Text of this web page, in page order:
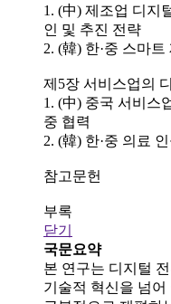
1. (中) 제조업 디지
인 및 추진 전략
2. (韓) 한·중 스마
제5장 서비스업의
1. (中) 중국 서비스
중 협력
2. (韓) 한·중 의료
참고문헌
부록
닫기
국문요약
본 연구는 디지털
기술적 혁신을 넘어